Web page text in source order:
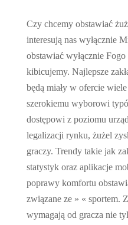
Czy chcemy obstawiać
interesują nas wyłącznie
obstawiać wyłącznie
kibicujemy. Najlepsze
będą miały w ofercie
szerokiemu wyborowi
dostępowi z poziomu
legalizacji rynku, żużel
graczy. Trendy takie jak
statystyk oraz aplikacje
poprawy komfortu
związane ze » « sportem.
wymagają od gracza nie